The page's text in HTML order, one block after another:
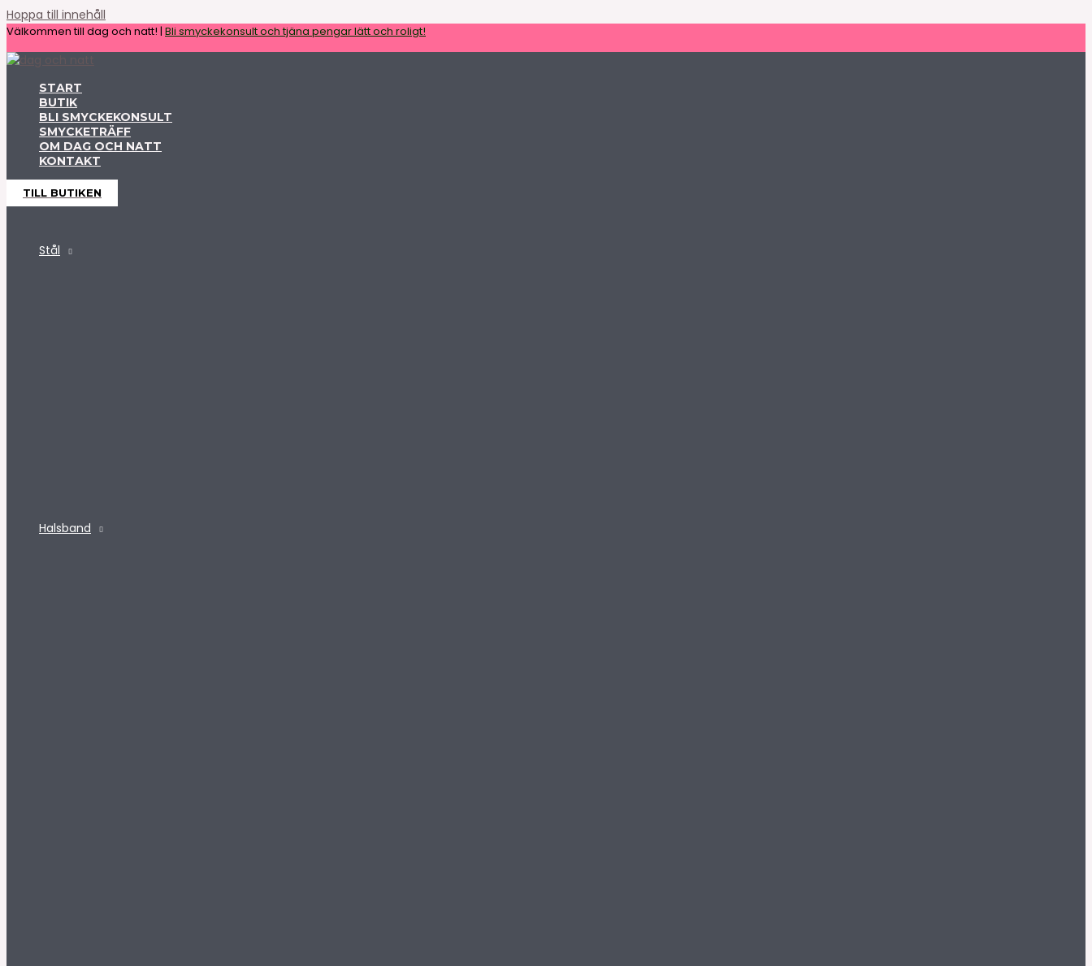
Hoppa till innehåll
Välkommen till dag och natt! | Bli smyckekonsult och tjäna pengar lätt och roligt!
START
BUTIK
BLI SMYCKEKONSULT
SMYCKETRÄFF
OM DAG OCH NATT
KONTAKT
TILL BUTIKEN
Stål
Halsband